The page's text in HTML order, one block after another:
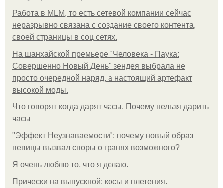
Работа в MLM, то есть сетевой компании сейчас
неразрывно связана с создание своего контента,
своей страницы в соц сетях.
На шанхайской премьере "Человека - Паука:
Совершенно Новый День" зендея выбрала не
просто очередной наряд, а настоящий артефакт
высокой моды.
Что говорят когда дарят часы. Почему нельзя дарить
часы
"Эффект Неузнаваемости": почему новый образ
певицы вызвал споры о гранях возможного?
Я очень люблю то, что я делаю.
Прически на выпускной: косы и плетения.